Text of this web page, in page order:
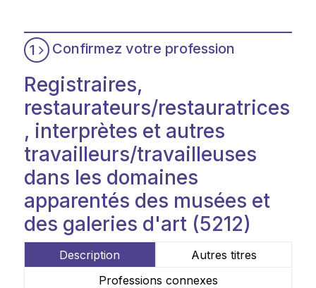
1 Confirmez votre profession
Registraires,
restaurateurs/restauratrices
, interprètes et autres
travailleurs/travailleuses
dans les domaines
apparentés des musées et
des galeries d'art (5212)
Description
Autres titres
Professions connexes